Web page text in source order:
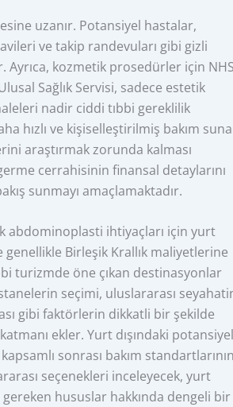
uzanır. Potansiyel hastalar,
ve takip randevuları gibi gizli
Ayrıca, kozmetik prosedürler için NHS
Sağlık Servisi, sadece estetik
nadir ciddi tıbbi gereklilik
hızlı ve kişiselleştirilmiş bakım
araştırmak zorunda kalması
cerrahisinin finansal detaylarını
sunmayı amaçlamaktadır.
abdominoplasti ihtiyaçları için yurt
genellikle Birleşik Krallık maliyetlerine
turizmde öne çıkan destinasyonlar
seçimi, uluslararası
gibi faktörlerin dikkatli bir şekilde
ekler. Yurt dışındaki potansiyel
sonrası bakım standartlarının
seçenekleri inceleyecek, yurt
gereken hususlar hakkında dengeli bir